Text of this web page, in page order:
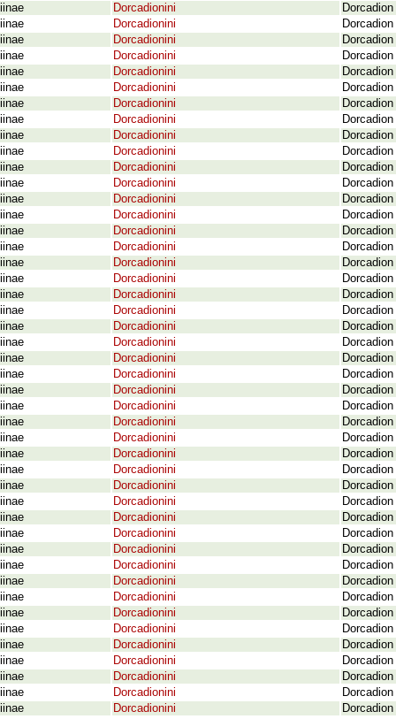
Dorcadionini
Dorcadionini
Dorcadionini
Dorcadionini
Dorcadionini
Dorcadionini
Dorcadionini
Dorcadionini
Dorcadionini
Dorcadionini
Dorcadionini
Dorcadionini
Dorcadionini
Dorcadionini
Dorcadionini
Dorcadionini
Dorcadionini
Dorcadionini
Dorcadionini
Dorcadionini
Dorcadionini
Dorcadionini
Dorcadionini
Dorcadionini
Dorcadionini
Dorcadionini
Dorcadionini
Dorcadionini
Dorcadionini
Dorcadionini
Dorcadionini
Dorcadionini
Dorcadionini
Dorcadionini
Dorcadionini
Dorcadionini
Dorcadionini
Dorcadionini
Dorcadionini
Dorcadionini
Dorcadionini
Dorcadionini
Dorcadionini
Dorcadionini
Dorcadionini